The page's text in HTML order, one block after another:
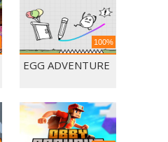
100%
EGG ADVENTURE